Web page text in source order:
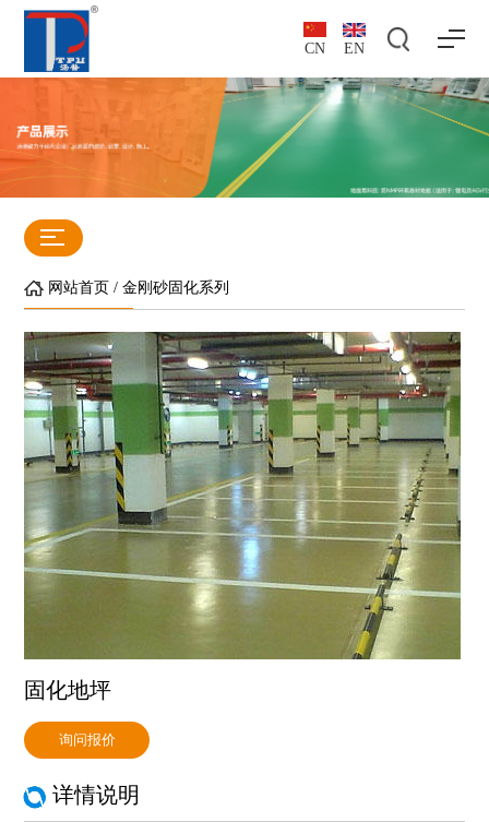
CN EN
网站首页 /金刚砂固化系列
固化地坪
询问报价
详情说明